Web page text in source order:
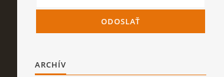
ARCHÍV